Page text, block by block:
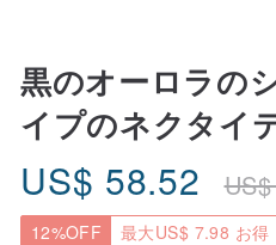
黒のオーロラの
イプのネクタイ
US$ 58.52
12%OFF 最大US$ 7.98 お得